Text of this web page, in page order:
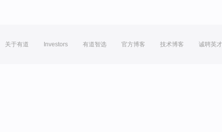
关于有道 Investors 有道智选 官方博客 技术博客 诚聘英才